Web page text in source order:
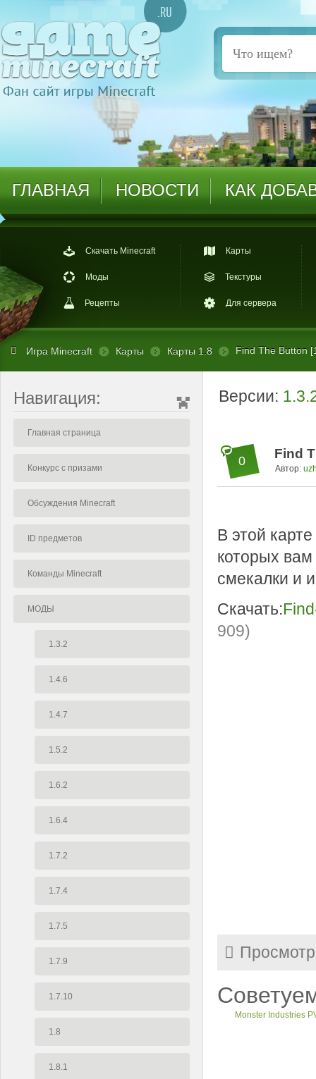
ГЛАВНАЯ НОВОСТИ КАК
Скачать Minecraft
Моды
Рецепты
Карты
Текстуры
Для сервера
Игра Minecraft Карты Карты 1.8 Find The Button
Навигация:
Главная страница
Конкурс с призами
Обсуждения Minecraft
ID предметов
Команды Minecraft
МОДЫ
1.3.2
1.4.6
1.4.7
1.5.2
1.6.2
1.6.4
1.7.2
1.7.4
1.7.5
1.7.9
1.7.10
1.8
1.8.1
Версии:
0 Find
Автор:
В этой
которых вам
смекалки и
Скачать:
909)
Monster Industries